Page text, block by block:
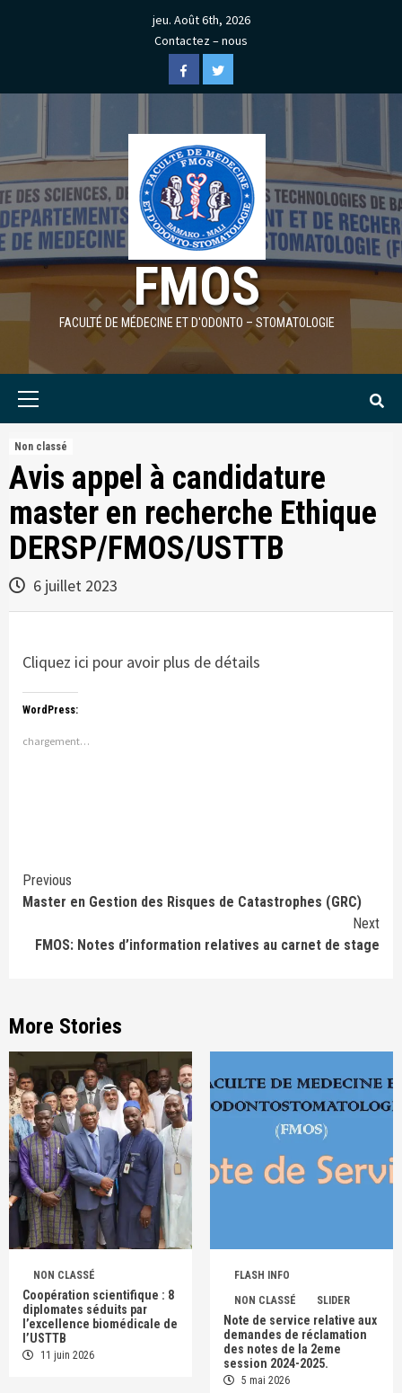
jeu. Août 6th, 2026
Contactez – nous
FacebookTwitter
FMOS
FACULTÉ DE MÉDECINE ET D'ODONTO – STOMATOLOGIE
Non classé
Avis appel à candidature
master en recherche Ethique
DERSP/FMOS/USTTB
6 juillet 2023
Cliquez ici pour avoir plus de détails
WordPress:
chargement…
Continue
Reading
Previous
Master en Gestion des Risques de Catastrophes (GRC)
Next
FMOS: Notes d’information relatives au carnet de stage
More Stories
NON CLASSÉ
Coopération scientifique : 8
diplomates séduits par
l’excellence biomédicale de
l’USTTB
11 juin 2026
FLASH INFO
NON CLASSÉ
SLIDER
Note de service relative aux
demandes de réclamation
des notes de la 2eme
session 2024-2025.
5 mai 2026